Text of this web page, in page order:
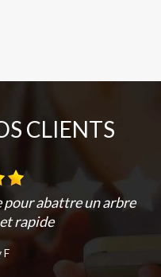
CLIENTS
pour abattre un arbre
rapide
F